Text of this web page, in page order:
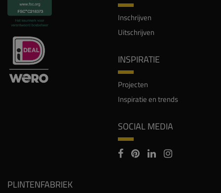
Inschrijven
Uitschrijven
INSPIRATIE
Projecten
Inspiratie en trends
SOCIAL MEDIA
PLINTENFABRIEK